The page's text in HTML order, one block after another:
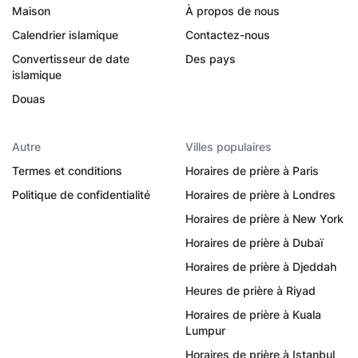
Maison
Calendrier islamique
Convertisseur de date
islamique
Douas
À propos de nous
Contactez-nous
Des pays
Autre
Termes et conditions
Politique de confidentialité
Villes populaires
Horaires de prière à Paris
Horaires de prière à Londres
Horaires de prière à New York
Horaires de prière à Dubaï
Horaires de prière à Djeddah
Heures de prière à Riyad
Horaires de prière à Kuala
Lumpur
Horaires de prière à Istanbul